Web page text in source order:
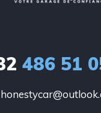
486 51